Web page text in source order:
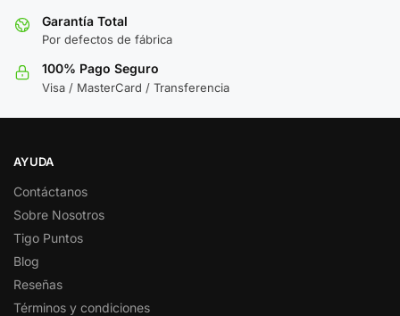
Garantía Total
Por defectos de fábrica
100% Pago Seguro
Visa / MasterCard / Transferencia
AYUDA
Contáctanos
Sobre Nosotros
Tigo Puntos
Blog
Reseñas
Términos y condiciones